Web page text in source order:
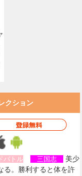
クション
バトル 三国志
美少
る。勝利すると体を許